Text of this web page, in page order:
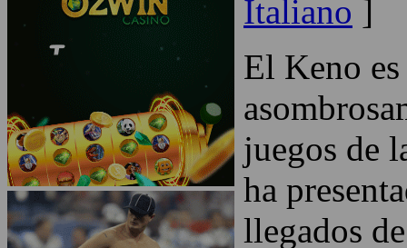
Keno No Comments »
[English|
Italiano]
El Keno es